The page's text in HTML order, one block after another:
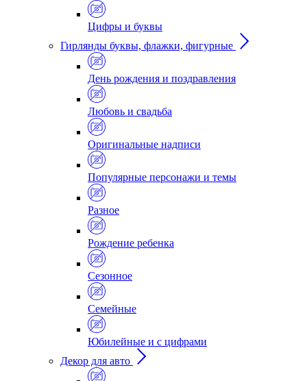
Цифры и буквы
Гирлянды буквы, флажки, фигурные
День рождения и поздравления
Любовь и свадьба
Оригинальные надписи
Популярные персонажи и темы
Разное
Рождение ребенка
Сезонное
Семейные
Юбилейные и с цифрами
Декор для авто